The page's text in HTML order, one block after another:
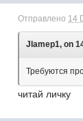
Отправлено 14
Jlamep1, on
Требуются
читай личку